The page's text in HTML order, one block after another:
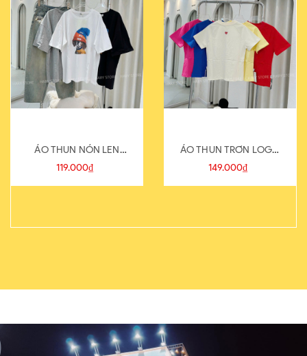
ÁO THUN NÓN LEN
821-1
119.000₫
ÁO THUN TRƠN LOGO
SAU
149.000₫